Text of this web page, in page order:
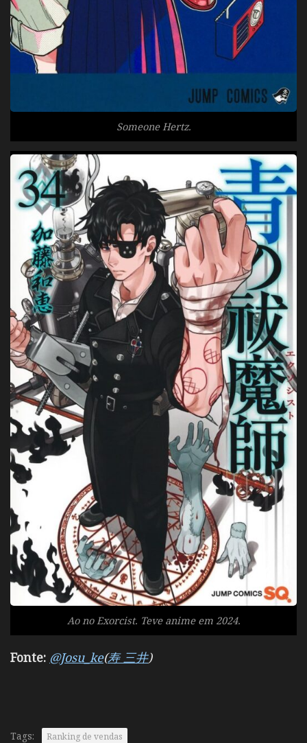
Someone Hertz.
Ao no Exorcist. Teve anime em 2024.
Fonte: @Josu_ke(寿 三井)
Tags: Ranking de vendas